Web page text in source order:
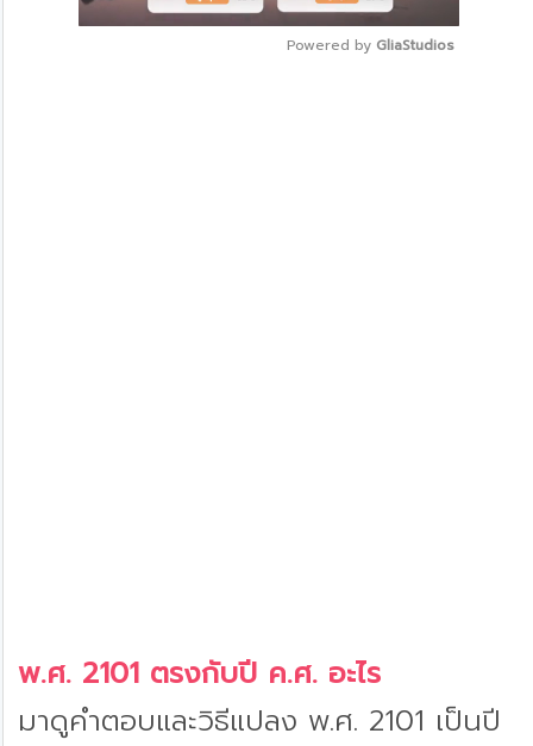
Powered by GliaStudios
พ.ศ. 2101 ตรงกับปี ค.ศ. อะไร
มาดูคำตอบและวิธีแปลง พ.ศ. 2101 เป็นปี